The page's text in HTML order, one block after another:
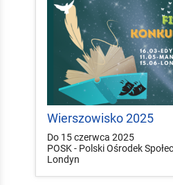

Plakaty
Wierszowisko 2025
Do 15 czerwca 2025
POSK - Polski Ośrodek
Londyn